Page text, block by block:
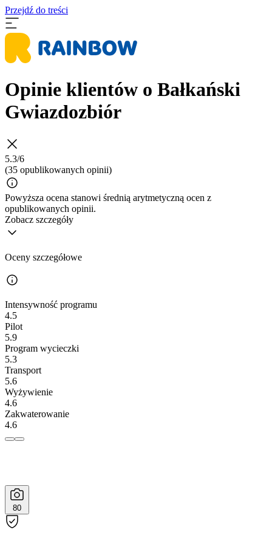
Przejdź do treści
Opinie klientów o Bałkański
Gwiazdozbiór
5.3/6
(35 opublikowanych opinii)
Powyższa ocena stanowi średnią arytmetyczną ocen z
opublikowanych opinii.
Zobacz szczegóły
Oceny szczegółowe
Intensywność programu
4.5
Pilot
5.9
Program wycieczki
5.3
Transport
5.6
Wyżywienie
4.6
Zakwaterowanie
4.6
80